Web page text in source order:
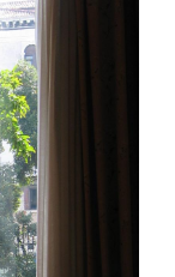
tra
Wagner,
ha
che
a